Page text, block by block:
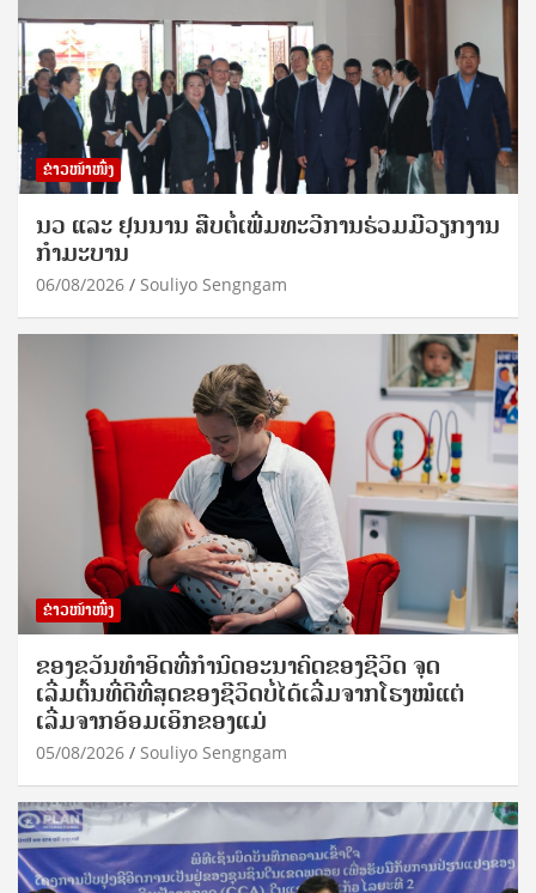
ຂ່າວໜ້າໜຶ່ງ
ນວ ແລະ ຢຸນນານ ສືບຕໍ່ເພີ່ມທະວີການຮ່ວມມືວຽກງານ
ກຳມະບານ
06/08/2026 Souliyo Sengngam
ຂ່າວໜ້າໜຶ່ງ
ຂອງຂວັນທໍາອິດທີ່ກໍານົດອະນາຄົດຂອງຊີວິດ ຈຸດ
ເລີ່ມຕົ້ນທີ່ດີທີ່ສຸດຂອງຊີວິດບໍ່ໄດ້ເລີ່ມຈາກໂຮງໝໍແຕ່
ເລີ່ມຈາກອ້ອມເອິກຂອງແມ່
05/08/2026 Souliyo Sengngam